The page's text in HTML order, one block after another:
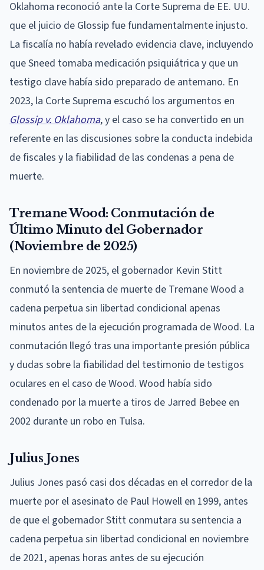
Oklahoma reconoció ante la Corte Suprema de EE. UU.
que el juicio de Glossip fue fundamentalmente injusto.
La fiscalía no había revelado evidencia clave, incluyendo
que Sneed tomaba medicación psiquiátrica y que un
testigo clave había sido preparado de antemano. En
2023, la Corte Suprema escuchó los argumentos en
Glossip v. Oklahoma, y el caso se ha convertido en un
referente en las discusiones sobre la conducta indebida
de fiscales y la fiabilidad de las condenas a pena de
muerte.
Tremane Wood: Conmutación de
Último Minuto del Gobernador
(Noviembre de 2025)
En noviembre de 2025, el gobernador Kevin Stitt
conmutó la sentencia de muerte de Tremane Wood a
cadena perpetua sin libertad condicional apenas
minutos antes de la ejecución programada de Wood. La
conmutación llegó tras una importante presión pública
y dudas sobre la fiabilidad del testimonio de testigos
oculares en el caso de Wood. Wood había sido
condenado por la muerte a tiros de Jarred Bebee en
2002 durante un robo en Tulsa.
Julius Jones
Julius Jones pasó casi dos décadas en el corredor de la
muerte por el asesinato de Paul Howell en 1999, antes
de que el gobernador Stitt conmutara su sentencia a
cadena perpetua sin libertad condicional en noviembre
de 2021, apenas horas antes de su ejecución